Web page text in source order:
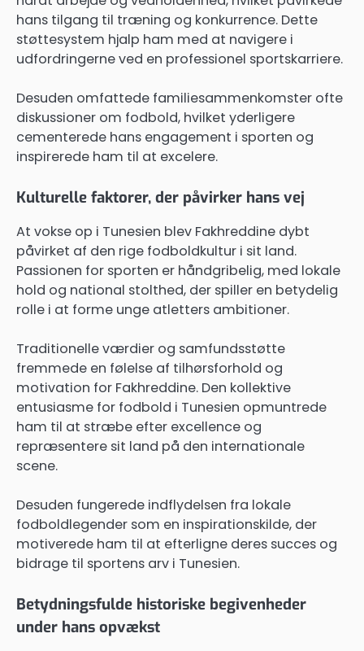
hans tilgang til træning og konkurrence. Dette
støttesystem hjalp ham med at navigere i
udfordringerne ved en professionel sportskarriere.
Desuden omfattede familiesammenkomster ofte
diskussioner om fodbold, hvilket yderligere
cementerede hans engagement i sporten og
inspirerede ham til at excelere.
Kulturelle faktorer, der påvirker hans vej
At vokse op i Tunesien blev Fakhreddine dybt
påvirket af den rige fodboldkultur i sit land.
Passionen for sporten er håndgribelig, med lokale
hold og national stolthed, der spiller en betydelig
rolle i at forme unge atletters ambitioner.
Traditionelle værdier og samfundsstøtte
fremmede en følelse af tilhørsforhold og
motivation for Fakhreddine. Den kollektive
entusiasme for fodbold i Tunesien opmuntrede
ham til at stræbe efter excellence og
repræsentere sit land på den internationale
scene.
Desuden fungerede indflydelsen fra lokale
fodboldlegender som en inspirationskilde, der
motiverede ham til at efterligne deres succes og
bidrage til sportens arv i Tunesien.
Betydningsfulde historiske begivenheder
under hans opvækst